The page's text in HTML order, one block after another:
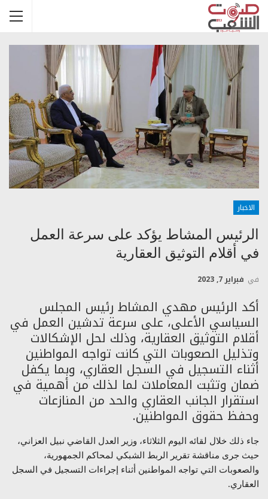
الاخبار
الرئيس المشاط يؤكد على سرعة العمل
في أقلام التوثيق العقارية
في فبراير 7, 2023
أكد الرئيس مهدي المشاط رئيس المجلس
السياسي الأعلى، على سرعة تدشين العمل في
أقلام التوثيق العقارية، وذلك لحل الإشكالات
وتذليل الصعوبات التي كانت تواجه المواطنين
أثناء التسجيل في السجل العقاري، وبما يكفل
ضمان وتثبت المعاملات لما لذلك من أهمية في
استقرار الجانب العقاري والحد من المنازعات
وحفظ حقوق المواطنين.
جاء ذلك خلال لقائه اليوم الثلاثاء، وزير العدل القاضي نبيل العزاني،
حيث جرى مناقشة تقرير الربط الشبكي لمحاكم الجمهورية،
والصعوبات التي تواجه المواطنين أثناء إجراءات التسجيل في السجل
العقاري.